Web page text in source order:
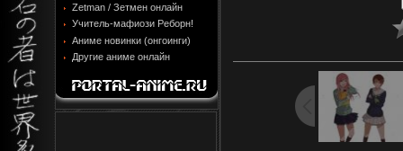
Zetman / Зетмен онлайн
Учитель-мафиози Реборн!
Аниме новинки (онгоинги)
Другие аниме онлайн